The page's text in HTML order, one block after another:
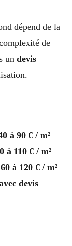
dépend de la
de
un devis
à 90 € / m²
à 110 € / m²
60 à 120 € / m²
devis